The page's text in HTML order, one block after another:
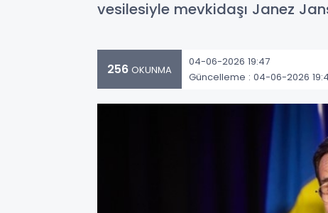
vesilesiyle mevkidaşı Janez
256 OKUNMA
04-06-2026 19:47
Güncelleme : 04-06-2026